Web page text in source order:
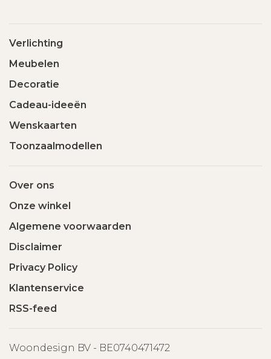
Verlichting
Meubelen
Decoratie
Cadeau-ideeën
Wenskaarten
Toonzaalmodellen
Over ons
Onze winkel
Algemene voorwaarden
Disclaimer
Privacy Policy
Klantenservice
RSS-feed
Woondesign BV - BE0740471472